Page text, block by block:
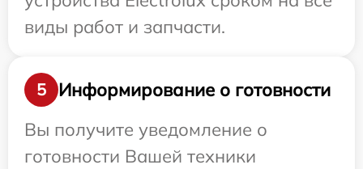
виды работ и запчасти.
5
Информирование о готовности
Вы получите уведомление о
готовности Вашей техники